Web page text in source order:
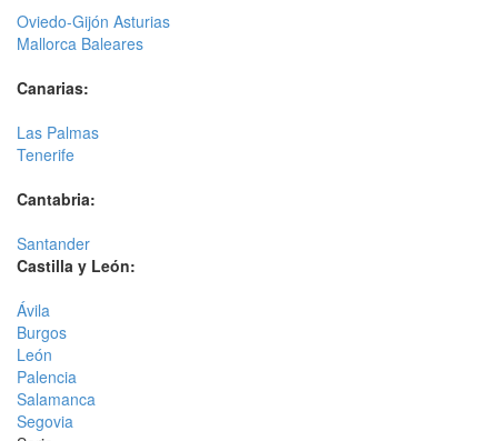
Oviedo-Gijón Asturias
Mallorca Baleares
Canarias:
Las Palmas
Tenerife
Cantabria:
Santander
Castilla y León:
Ávila
Burgos
León
Palencia
Salamanca
Segovia